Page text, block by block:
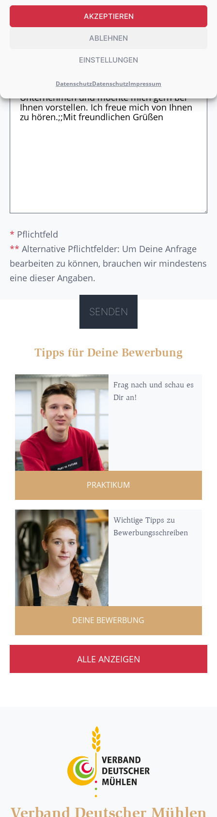
AKZEPTIEREN
ABLEHNEN
EINSTELLUNGEN
DatenschutzDatenschutzImpressum
* Pflichtfeld
** Alternative Pflichtfelder: Um Deine Anfrage
bearbeiten zu können, brauchen wir mindestens
eine dieser Angaben.
Tipps für Deine Bewerbung
Frag nach und schau es
Dir an!
PRAKTIKUM
Wichtige Tipps zu
Bewerbungsschreiben
DEINE BEWERBUNG
ALLE ANZEIGEN